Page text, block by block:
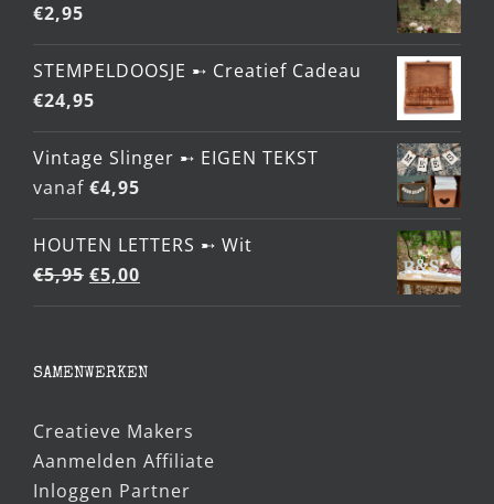
€2,95
STEMPELDOOSJE ➸ Creatief Cadeau
€24,95
Vintage Slinger ➸ EIGEN TEKST
vanaf €4,95
HOUTEN LETTERS ➸ Wit
€5,95 Oorspronkelijke
prijs
€5,95.
€5,00
prijs
€5,00.
SAMENWERKEN
Creatieve Makers
Aanmelden Affiliate
Inloggen Partner